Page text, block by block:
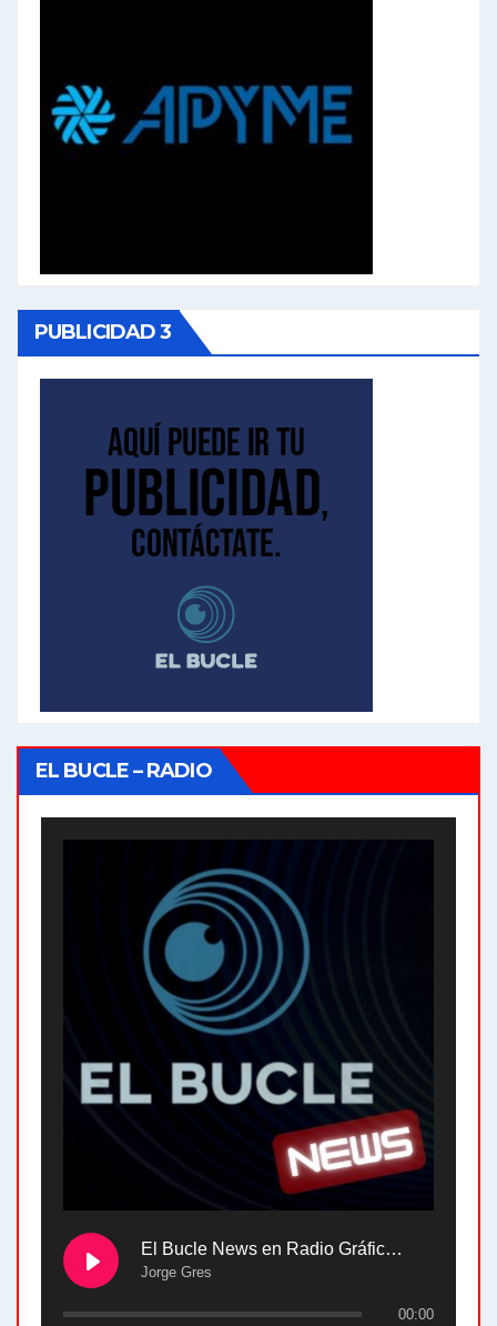
PUBLICIDAD 3
EL BUCLE – RADIO
El Bucle News en Radio Gráfica. Bloque 2 . 28.04.24
Jorge Gres
00:00